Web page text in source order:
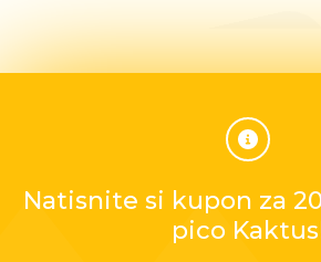
Natisnite si kupon za
pico